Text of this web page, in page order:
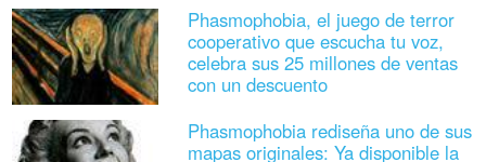
Phasmophobia, el juego de terror
cooperativo que escucha tu voz,
celebra sus 25 millones de ventas
con un descuento
Phasmophobia rediseña uno de sus
mapas originales: Ya disponible la